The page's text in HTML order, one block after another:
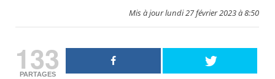
Mis à jour lundi 27 février 2023 à 8:50
133
PARTAGES